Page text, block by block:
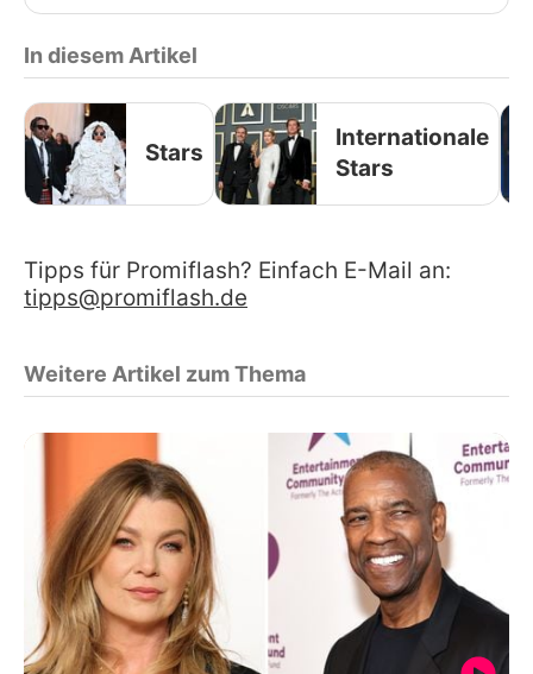
In diesem Artikel
Stars
Internationale
Stars
Tipps für Promiflash? Einfach E-Mail an:
tipps@promiflash.de
Weitere Artikel zum Thema